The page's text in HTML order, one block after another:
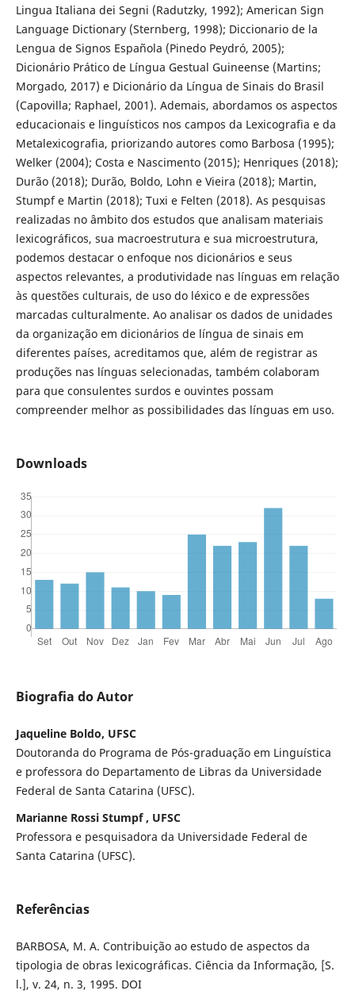
Lingua Italiana dei Segni (Radutzky, 1992); American Sign
Language Dictionary (Sternberg, 1998); Diccionario de la
Lengua de Signos Española (Pinedo Peydró, 2005);
Dicionário Prático de Língua Gestual Guineense (Martins;
Morgado, 2017) e Dicionário da Língua de Sinais do Brasil
(Capovilla; Raphael, 2001). Ademais, abordamos os aspectos
educacionais e linguísticos nos campos da Lexicografia e da
Metalexicografia, priorizando autores como Barbosa (1995);
Welker (2004); Costa e Nascimento (2015); Henriques (2018);
Durão (2018); Durão, Boldo, Lohn e Vieira (2018); Martin,
Stumpf e Martin (2018); Tuxi e Felten (2018). As pesquisas
realizadas no âmbito dos estudos que analisam materiais
lexicográficos, sua macroestrutura e sua microestrutura,
podemos destacar o enfoque nos dicionários e seus
aspectos relevantes, a produtividade nas línguas em relação
às questões culturais, de uso do léxico e de expressões
marcadas culturalmente. Ao analisar os dados de unidades
da organização em dicionários de língua de sinais em
diferentes países, acreditamos que, além de registrar as
produções nas línguas selecionadas, também colaboram
para que consulentes surdos e ouvintes possam
compreender melhor as possibilidades das línguas em uso.
Downloads
Biografia do Autor
Jaqueline Boldo, UFSC
Doutoranda do Programa de Pós-graduação em Linguística
e professora do Departamento de Libras da Universidade
Federal de Santa Catarina (UFSC).
Marianne Rossi Stumpf , UFSC
Professora e pesquisadora da Universidade Federal de
Santa Catarina (UFSC).
Referências
BARBOSA, M. A. Contribuição ao estudo de aspectos da
tipologia de obras lexicográficas. Ciência da Informação, [S.
l.], v. 24, n. 3, 1995. DOI